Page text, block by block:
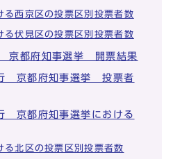
る西京区の投票区別投票者数
る伏見区の投票区別投票者数
京都府知事選挙 開票結果
京都府知事選挙 投票者
京都府知事選挙における
る北区の投票区別投票者数